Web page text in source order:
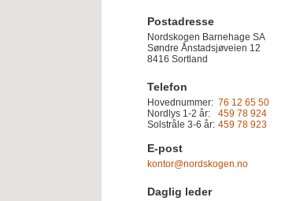
Postadresse
Nordskogen Barnehage SA
Søndre Ånstadsjøveien 12
8416 Sortland
Telefon
Hovednummer: 76 12 65 50
Nordlys 1-2 år:
459 78 924
Solstråle 3-6 år: 459 78 923
E-post
kontor@nordskogen.no
Daglig leder